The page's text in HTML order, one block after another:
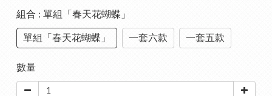
組合 : 單組「春天花蝴蝶」
單組「春天花蝴蝶」 一套六款 一套五款
數量